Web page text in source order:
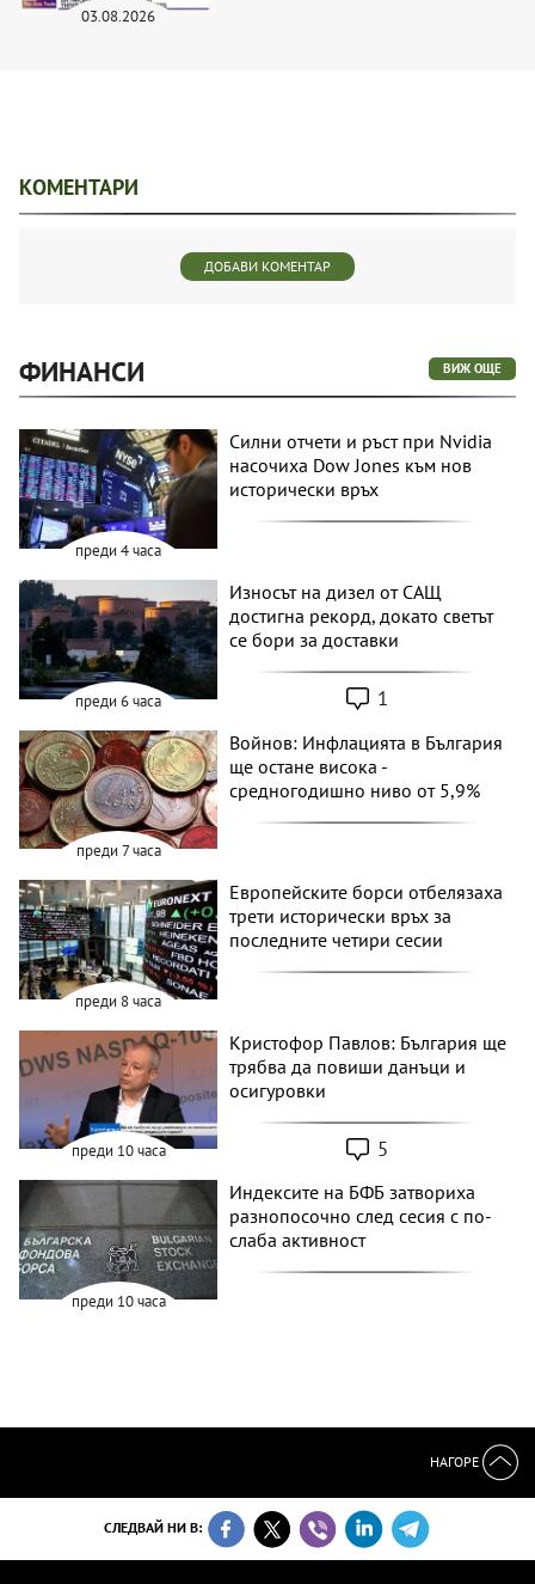
03.08.2026
КОМЕНТАРИ
ДОБАВИ КОМЕНТАР
ФИНАНСИ ВИЖ ОЩЕ
преди 4 часа
Силни отчети и ръст при Nvidia
насочиха Dow Jones към нов
исторически връх
преди 6 часа
Износът на дизел от САЩ
достигна рекорд, докато светът
се бори за доставки
1
преди 7 часа
Войнов: Инфлацията в България
ще остане висока -
средногодишно ниво от 5,9%
преди 8 часа
Европейските борси отбелязаха
трети исторически връх за
последните четири сесии
преди 10 часа
Кристофор Павлов: България ще
трябва да повиши данъци и
осигуровки
5
преди 10 часа
Индексите на БФБ затвориха
разнопосочно след сесия с по-
слаба активност
НАГОРЕ
СЛЕДВАЙ НИ В: